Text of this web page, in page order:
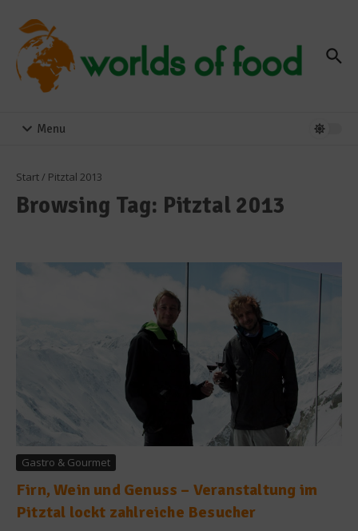
Menu
Start/ Pitztal 2013
Browsing Tag: Pitztal 2013
Gastro & Gourmet
Firn, Wein und Genuss – Veranstaltung im
Pitztal lockt zahlreiche Besucher